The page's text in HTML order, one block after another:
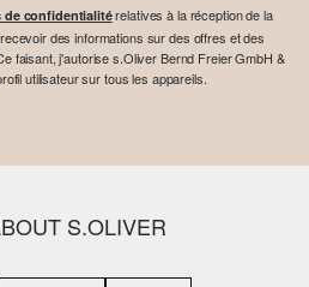
de confidentialitérelatives à la réception de la
des informations sur des offres et des
faisant, j'autorise s.Oliver Bernd Freier GmbH &
utilisateur sur tous les appareils.
S.OLIVER